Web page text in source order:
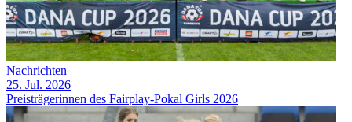
Nachrichten
25. Jul. 2026
Preisträgerinnen des Fairplay-Pokal Girls 2026